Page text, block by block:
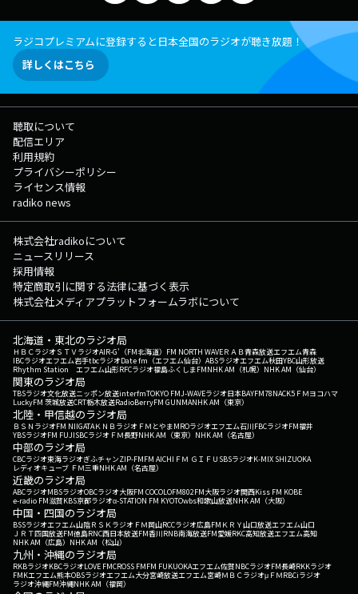
ラジコプレミアムに登録すると日本全国のラジオが聴き放題！
詳しくはこちら
聴取について
配信エリア
利用規約
プライバシーポリシー
ライセンス情報
radiko news
株式会社radikoについて
ニュースリリース
採用情報
特定商取引に関する法律に基づく表示
株式会社メディアプラットフォームラボについて
北海道・東北のラジオ局
ＨＢＣラジオＳＴＶラジオAIR-G'（FM北海道） FM NORTH WAVEＲＡＢ青森放送エフエム青森
IBCラジオエフエム岩手tbcラジオDate fm（エフエム仙台） ABSラジオエフエム秋田YBC山形放送
Rhythm Station エフエム山形RFCラジオ福島ふくしまFMNHK AM（札幌） NHK AM（仙台）
関東のラジオ局
TBSラジオ文化放送ニッポン放送interfmTOKYO FMJ-WAVEラジオ日本BAYFM78NACK5 ＦＭヨコハマ
LuckyFM 茨城放送CRT栃木放送RadioBerryFM GUNMANHK AM（東京）
北陸・甲信越のラジオ局
ＢＳＮラジオFM NIIGATAＫＮＢラジオ ＦＭとやまMROラジオエフエム石川FBCラジオFM福井
YBSラジオFM FUJISBCラジオ ＦＭ長野NHK AM（東京） NHK AM（名古屋）
中部のラジオ局
CBCラジオ東海ラジオぎふチャンZIP-FMFM AICHI ＦＭ ＧＩＦＵ SBSラジオK-MIX SHIZUOKA
レディオキューブ ＦＭ三重NHK AM（名古屋）
近畿のラジオ局
ABCラジオMBSラジオOBCラジオ大阪FM COCOLOFM802FM大阪ラジオ関西Kiss FM KOBE
e-radio FM滋賀KBS京都ラジオα-STATION FM KYOTOwbs和歌山放送NHK AM（大阪）
中国・四国のラジオ局
BSSラジオエフエム山陰ＲＳＫラジオ ＦＭ岡山RCCラジオ広島FM ＫＲＹ山口放送エフエム山口
ＪＲＴ四国放送FM徳島RNC西日本放送FM香川RNB南海放送FM愛媛RKC高知放送エフエム高知
NHK AM（広島） NHK AM（松山）
九州・沖縄のラジオ局
RKBラジオKBCラジオLOVE FMCROSS FMFM FUKUOKAエフエム佐賀NBCラジオFM長崎RKKラジオ
FMKエフエム熊本OBSラジオエフエム大分宮崎放送エフエム宮崎ＭＢＣラジオμＦＭRBCiラジオ
ラジオ沖縄FM沖縄NHK AM（福岡）